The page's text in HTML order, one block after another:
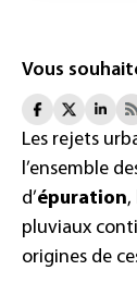
Vous
Les rejets
l’ensemble
d’épuration,
pluviaux
origines de